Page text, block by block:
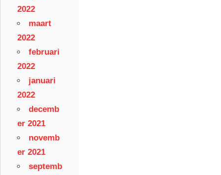
2022
maart
2022
februari
2022
januari
2022
decemb
er 2021
novemb
er 2021
septemb